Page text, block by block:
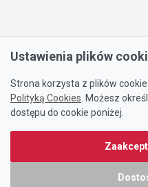
Ustawienia plików
Strona korzysta z plików
Polityką Cookies . Możesz
dostępu do cookie poniżej.